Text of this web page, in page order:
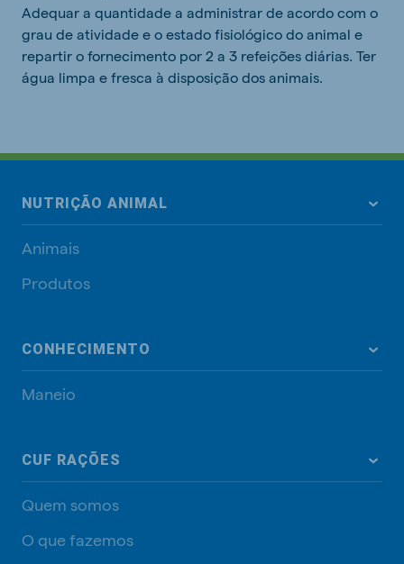
Adequar a quantidade a administrar de acordo com o
grau de atividade e o estado fisiológico do animal e
repartir o fornecimento por 2 a 3 refeições diárias. Ter
água limpa e fresca à disposição dos animais.
NUTRIÇÃO ANIMAL
Animais
Produtos
CONHECIMENTO
Maneio
CUF RAÇÕES
Quem somos
O que fazemos